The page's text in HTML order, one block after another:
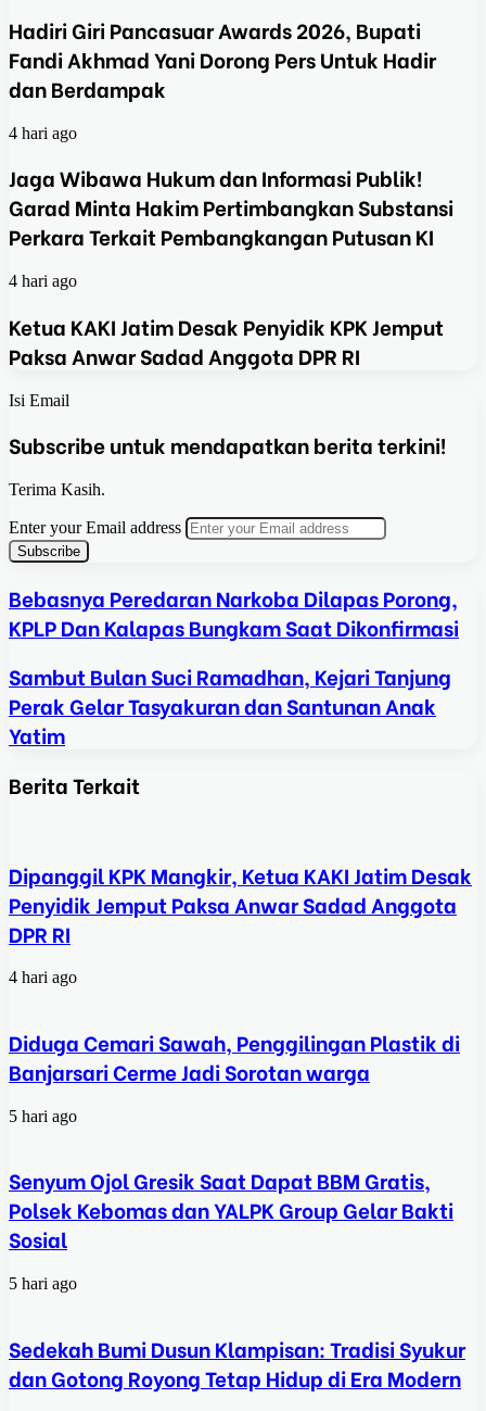
Hadiri Giri Pancasuar Awards 2026, Bupati
Fandi Akhmad Yani Dorong Pers Untuk Hadir
dan Berdampak
4 hari ago
Jaga Wibawa Hukum dan Informasi Publik!
Garad Minta Hakim Pertimbangkan Substansi
Perkara Terkait Pembangkangan Putusan KI
4 hari ago
Ketua KAKI Jatim Desak Penyidik KPK Jemput
Paksa Anwar Sadad Anggota DPR RI
Isi Email
Subscribe untuk mendapatkan berita terkini!
Terima Kasih.
Enter your Email address
Bebasnya Peredaran Narkoba Dilapas Porong,
KPLP Dan Kalapas Bungkam Saat Dikonfirmasi
Sambut Bulan Suci Ramadhan, Kejari Tanjung
Perak Gelar Tasyakuran dan Santunan Anak
Yatim
Berita Terkait
Dipanggil KPK Mangkir, Ketua KAKI Jatim Desak
Penyidik Jemput Paksa Anwar Sadad Anggota
DPR RI
4 hari ago
Diduga Cemari Sawah, Penggilingan Plastik di
Banjarsari Cerme Jadi Sorotan warga
5 hari ago
Senyum Ojol Gresik Saat Dapat BBM Gratis,
Polsek Kebomas dan YALPK Group Gelar Bakti
Sosial
5 hari ago
Sedekah Bumi Dusun Klampisan: Tradisi Syukur
dan Gotong Royong Tetap Hidup di Era Modern